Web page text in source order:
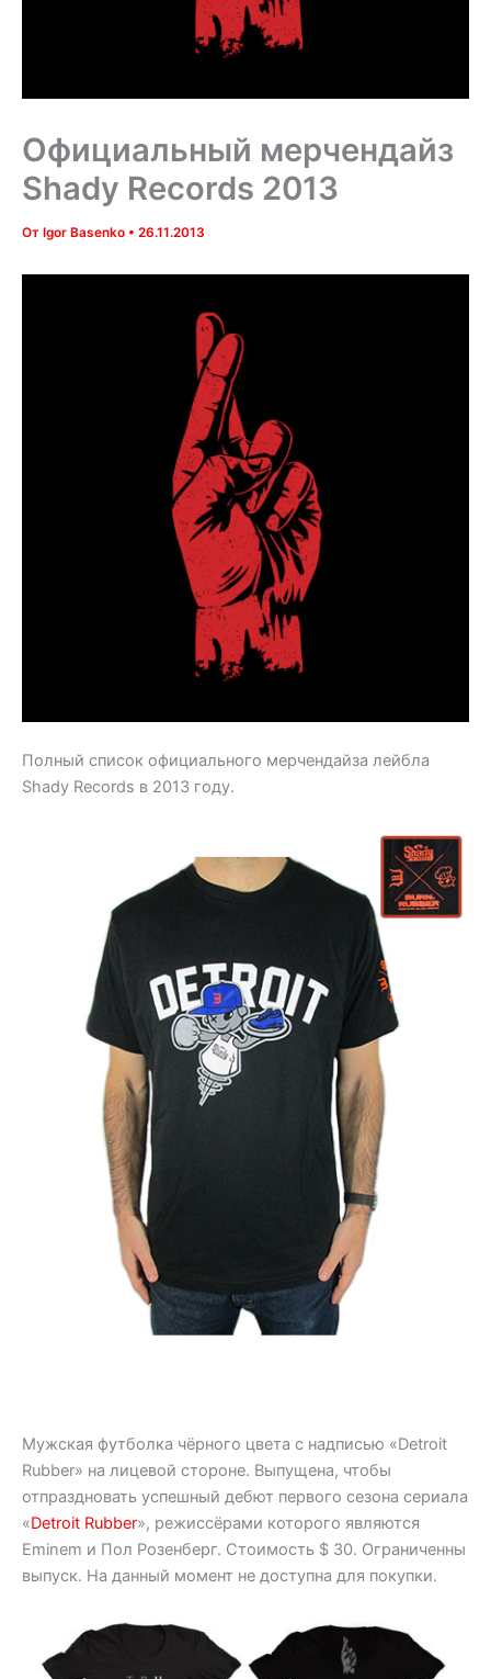
Официальный мерчендайз
Shady Records 2013
От Igor Basenko • 26.11.2013
Полный список официального мерчендайза лейбла
Shady Records в 2013 году.
Мужская футболка чёрного цвета с надписью «Detroit
Rubber» на лицевой стороне. Выпущена, чтобы
отпраздновать успешный дебют первого сезона сериала
«Detroit Rubber», режиссёрами которого являются
Eminem и Пол Розенберг. Стоимость $ 30. Ограниченны
выпуск. На данный момент не доступна для покупки.